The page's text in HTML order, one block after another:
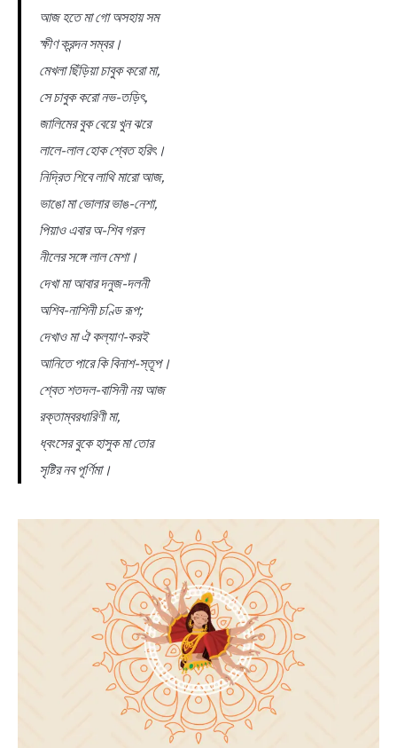
আজ হতে মা গো অসহায় সম
ক্ষীণ ক্রন্দন সম্বর।
মেখলা ছিঁড়িয়া চাবুক করো মা,
সে চাবুক করো নভ-তড়িৎ,
জালিমের বুক বেয়ে খুন ঝরে
লালে-লাল হোক শ্বেত হরিৎ।
নিদ্রিত শিবে লাথি মারো আজ,
ভাঙো মা ভোলার ভাঙ-নেশা,
পিয়াও এবার অ-শিব গরল
নীলের সঙ্গে লাল মেশা।
দেখা মা আবার দনুজ-দলনী
অশিব-নাশিনী চণ্ডি রূপ;
দেখাও মা ঐ কল্যাণ-করই
আনিতে পারে কি বিনাশ-স্তূপ।
শ্বেত শতদল-বাসিনী নয় আজ
রক্তাম্বরধারিণী মা,
ধ্বংসের বুকে হাসুক মা তোর
সৃষ্টির নব পূর্ণিমা।